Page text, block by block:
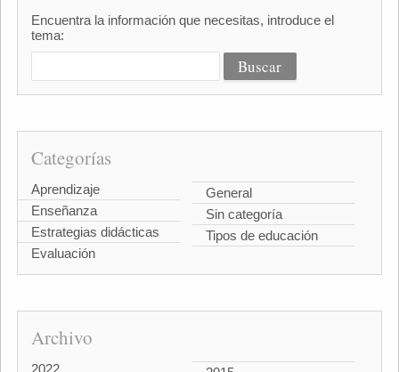
Encuentra la información que necesitas, introduce el
tema:
Categorías
Aprendizaje
Enseñanza
Estrategias didácticas
Evaluación
General
Sin categoría
Tipos de educación
Archivo
2022